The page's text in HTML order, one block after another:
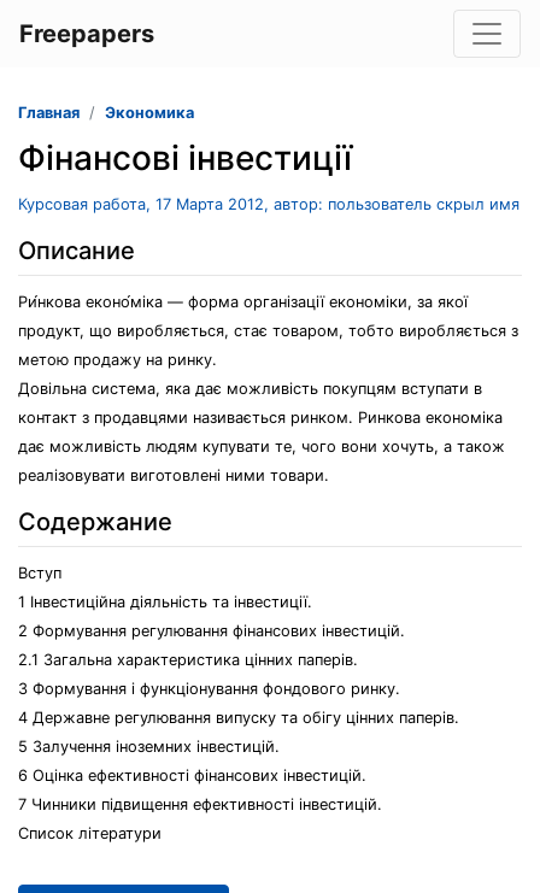
Freepapers
Главная Экономика
Фінансові інвестиції
Курсовая работа, 17 Марта 2012, автор: пользователь скрыл имя
Описание
Ри́нкова еконо́міка — форма організації економіки, за якої
продукт, що виробляється, стає товаром, тобто виробляється з
метою продажу на ринку.
Довільна система, яка дає можливість покупцям вступати в
контакт з продавцями називається ринком. Ринкова економіка
дає можливість людям купувати те, чого вони хочуть, а також
реалізовувати виготовлені ними товари.
Содержание
Вступ
1 Інвестиційна діяльність та інвестиції.
2 Формування регулювання фінансових інвестицій.
2.1 Загальна характеристика цінних паперів.
3 Формування і функціонування фондового ринку.
4 Державне регулювання випуску та обігу цінних паперів.
5 Залучення іноземних інвестицій.
6 Оцінка ефективності фінансових інвестицій.
7 Чинники підвищення ефективності інвестицій.
Список літератури